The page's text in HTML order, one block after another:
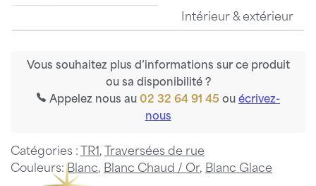
Intérieur & extérieur
Vous souhaitez plus d’informations sur ce produit
ou sa disponibilité ?
Appelez nous au 02 32 64 91 45 ou écrivez-
nous
Catégories : TR1 ,
Traversées de rue
Couleurs:Blanc, Blanc Chaud / Or, Blanc Glace